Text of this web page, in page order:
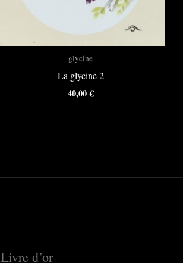
glycine
La glycine 2
40,00€
Livre d’or